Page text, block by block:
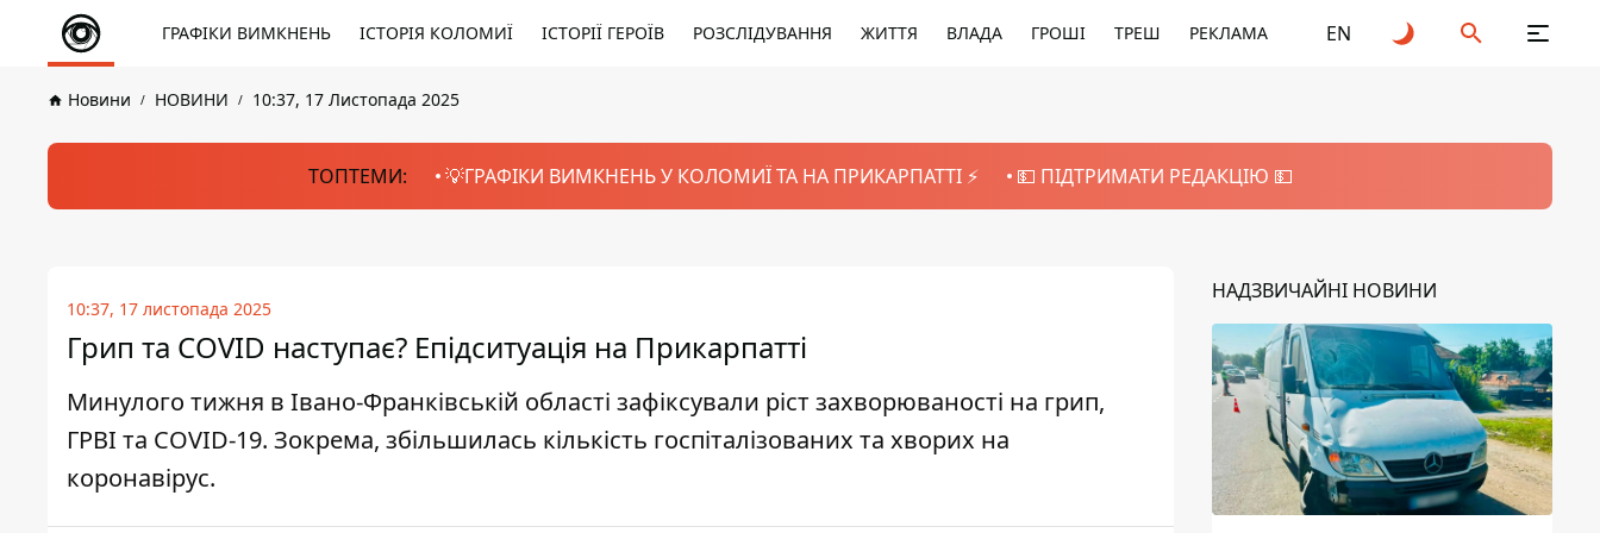
ГРАФІКИ ВИМКНЕНЬ ІСТОРІЯ КОЛОМИЇ ІСТОРІЇ ГЕРОЇВ РОЗСЛІДУВАННЯ ЖИТТЯ ВЛАДА ГРОШІ ТРЕШ РЕКЛАМА EN
Новини НОВИНИ 10:37, 17 Листопада 2025
ТОПТЕМИ: 💡ГРАФІКИ ВИМКНЕНЬ У КОЛОМИЇ ТА НА ПРИКАРПАТТІ ⚡️ 💵 ПІДТРИМАТИ РЕДАКЦІЮ 💵
10:37, 17 листопада 2025
Грип та COVID наступає? Епідситуація на Прикарпатті
Минулого тижня в Івано-Франківській області зафіксували ріст захворюваності на грип,
ГРВІ та COVID-19. Зокрема, збільшилась кількість госпіталізованих та хворих на
коронавірус.
НАДЗВИЧАЙНІ НОВИНИ